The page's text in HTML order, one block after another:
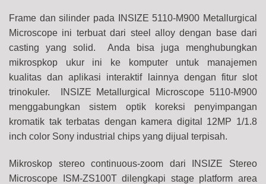
Frame dan silinder pada INSIZE 5110-M900 Metallurgical
Microscope ini terbuat dari steel alloy dengan base dari
casting yang solid. Anda bisa juga menghubungkan
mikrospkop ukur ini ke komputer untuk manajemen
kualitas dan aplikasi interaktif lainnya dengan fitur slot
trinokuler. INSIZE Metallurgical Microscope 5110-M900
menggabungkan sistem optik koreksi penyimpangan
kromatik tak terbatas dengan kamera digital 12MP 1/1.8
inch color Sony industrial chips yang dijual terpisah.
Mikroskop stereo continuous-zoom dari INSIZE Stereo
Microscope ISM-ZS100T dilengkapi stage platform area